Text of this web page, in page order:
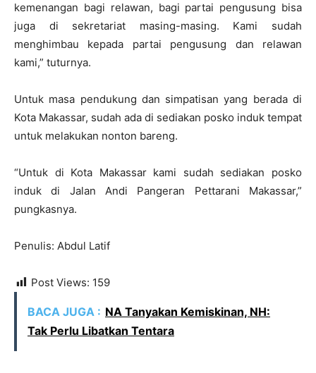
kemenangan bagi relawan, bagi partai pengusung bisa
juga di sekretariat masing-masing. Kami sudah
menghimbau kepada partai pengusung dan relawan
kami,” tuturnya.
Untuk masa pendukung dan simpatisan yang berada di
Kota Makassar, sudah ada di sediakan posko induk tempat
untuk melakukan nonton bareng.
“Untuk di Kota Makassar kami sudah sediakan posko
induk di Jalan Andi Pangeran Pettarani Makassar,”
pungkasnya.
Penulis: Abdul Latif
Post Views: 159
BACA JUGA : NA Tanyakan Kemiskinan, NH:
Tak Perlu Libatkan Tentara